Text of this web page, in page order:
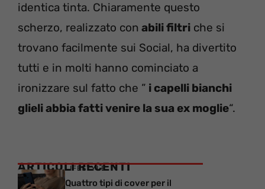
identica tinta. Chiaramente questo
scherzo, realizzato con abili filtri che si
trovano facilmente sui Social, ha divertito
tutti e in molti hanno cominciato a
ironizzare sul fatto che ” i capelli bianchi
glieli abbia fatti venire la sua ex moglie“.
ARTICOLI RECENTI
LIFESTYLE
Quattro tipi di cover per il